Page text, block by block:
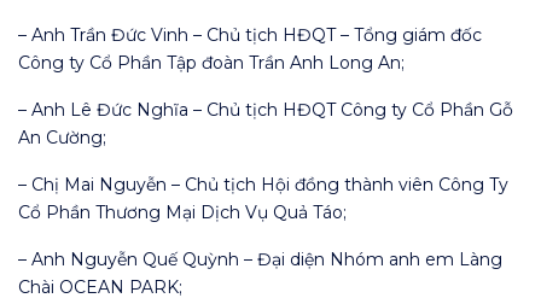
– Anh Trần Đức Vinh – Chủ tịch HĐQT – Tổng giám đốc
Công ty Cổ Phần Tập đoàn Trần Anh Long An;
– Anh Lê Đức Nghĩa – Chủ tịch HĐQT Công ty Cổ Phần Gỗ
An Cường;
– Chị Mai Nguyễn – Chủ tịch Hội đồng thành viên Công Ty
Cổ Phần Thương Mại Dịch Vụ Quả Táo;
– Anh Nguyễn Quế Quỳnh – Đại diện Nhóm anh em Làng
Chài OCEAN PARK;